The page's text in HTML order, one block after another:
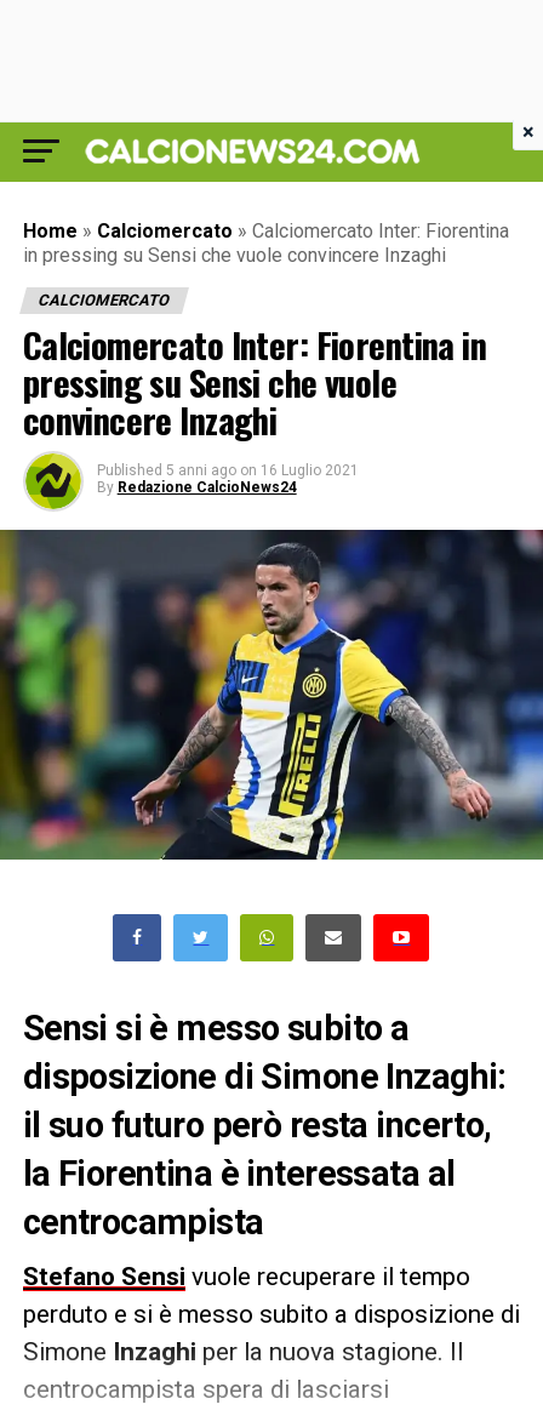
Home » Calciomercato » Calciomercato Inter: Fiorentina
in pressing su Sensi che vuole convincere Inzaghi
CALCIOMERCATO
Calciomercato Inter: Fiorentina in
pressing su Sensi che vuole
convincere Inzaghi
Published 5 anni ago on 16 Luglio 2021
By Redazione CalcioNews24
Sensi si è messo subito a
disposizione di Simone Inzaghi:
il suo futuro però resta incerto,
la Fiorentina è interessata al
centrocampista
Stefano Sensi vuole recuperare il tempo
perduto e si è messo subito a disposizione di
Simone Inzaghi per la nuova stagione. Il
centrocampista spera di lasciarsi
×